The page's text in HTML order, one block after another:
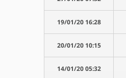
16:28 19/01/20
10:15 20/01/20
05:32 14/01/20